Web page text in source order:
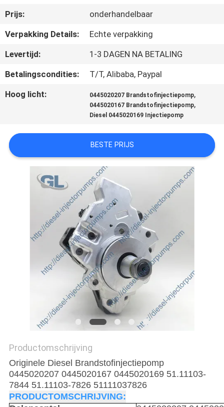
KWALITEITSCONTROLE
VRAAG
EEN
OFFERTE
PRIVACYBELEID
Prijs:
onderhandelbaar
Verpakking Details:
Echte verpakking
Levertijd:
1-3 DAGEN NA BETALING
Betalingscondities:
T/T, Alibaba, Paypal
Hoog licht:
0445020207 Brandstofinjectiepomp,
0445020167 Brandstofinjectiepomp,
Diesel 0445020169 Injectiepomp
BESTE PRIJS
Productomschrijving
Originele Diesel Brandstofinjectiepomp
0445020207 0445020167 0445020169 51.11103-
7844 51.11103-7826 51111037826
PRODUCTOMSCHRIJVING: